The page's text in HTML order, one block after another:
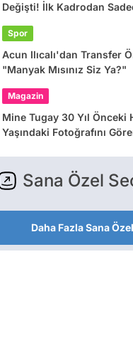
Değişti! İlk Kadrodan
Spor
Acun Ilıcalı'dan Transfer
"Manyak Mısınız Siz Ya?"
Magazin
Mine Tugay 30 Yıl Önceki
Yaşındaki Fotoğrafını
Sana Özel
Daha Fazla Sana